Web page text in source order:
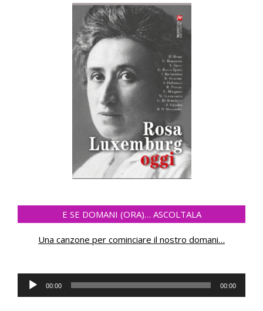
E SE DOMANI (ORA)… ASCOLTALA
Una canzone per cominciare il nostro domani…
Audio
Player
00:00 00:00